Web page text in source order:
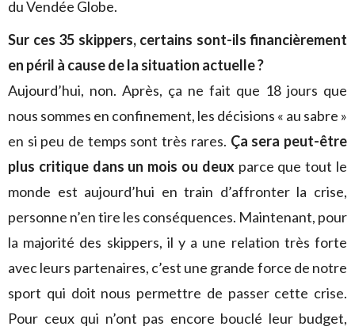
du Vendée Globe.
Sur ces 35 skippers, certains sont-ils financièrement
en péril à cause de la situation actuelle ?
Aujourd’hui, non. Après, ça ne fait que 18 jours que
nous sommes en confinement, les décisions « au sabre »
en si peu de temps sont très rares. Ça sera peut-être
plus critique dans un mois ou deuxparce que tout le
monde est aujourd’hui en train d’affronter la crise,
personne n’en tire les conséquences. Maintenant, pour
la majorité des skippers, il y a une relation très forte
avec leurs partenaires, c’est une grande force de notre
sport qui doit nous permettre de passer cette crise.
Pour ceux qui n’ont pas encore bouclé leur budget,